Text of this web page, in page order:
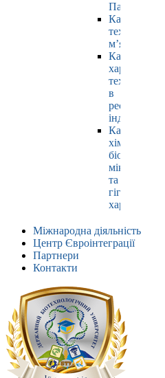
Павлюк
Кафедра
технології
м’яса
Кафедра
харчових
технологій
в
ресторанній
індустрії
Кафедра
хімії,
біохімії,
мікробіології
та
гігієни
харчування
Міжнародна діяльність
Центр Євроінтеграції
Партнери
Контакти